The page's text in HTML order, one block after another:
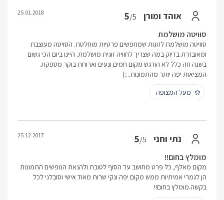
אוהד ומורן 5/5
25.01.2018
סוויטה מושלמת
סוויטה מושלמת לזוגות שמחפשים פרטיות מוחלטת. הסויטה מעוצבת
ומאובזרת בדיוק במה שצריך לחוויה זוגית מושלמת. היינו ביום הכי גשום
בשנה וזה כלל לא הורגש מקום חמים ונעים וארוחת בוקר מספקת.
המציאות יפה יותר מהתמונות...:)
מעל המצופה
נתי וחני 5/5
25.12.2017
מומלץ בחום!!
מקום מאלף, כל פרט מחושב עד הסוף לטובת ולהנאת הנופשים התמונות
הן לגמרי אמיתיות ממש מקום יפה ונקי שרות מאוד אישי וסובלני לכל
בקשה.מומלץ בחום!!